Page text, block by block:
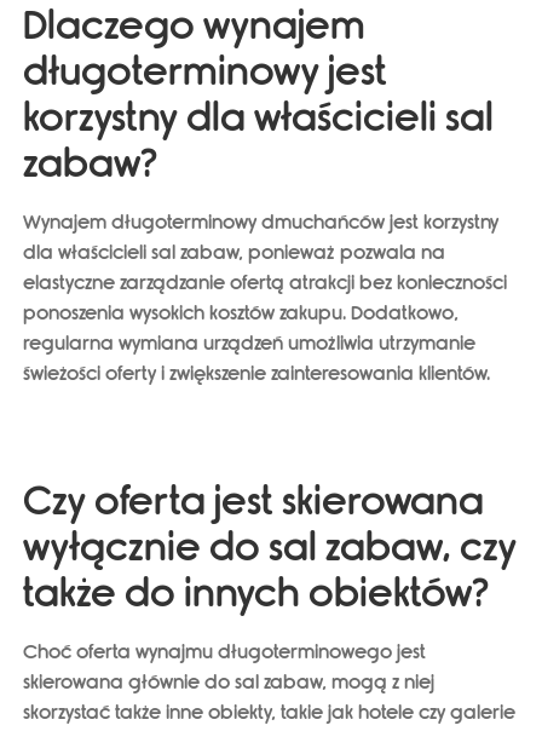
Dlaczego wynajem
długoterminowy jest
korzystny dla właścicieli sal
zabaw?
Wynajem długoterminowy dmuchańców jest korzystny
dla właścicieli sal zabaw, ponieważpozwala na
elastyczne zarządzanie ofertą atrakcji bez konieczności
ponoszenia wysokich kosztów zakupu. Dodatkowo,
regularna wymiana urządzeń umożliwia utrzymanie
świeżości oferty i zwiększenie zainteresowania klientów.
Czy oferta jest skierowana
wyłącznie do sal zabaw, czy
także do innych obiektów?
Choć oferta wynajmu długoterminowego jest
skierowana głównie do sal zabaw, mogą z niej
skorzystać także inne obiekty, takie jakhotele czy galerie